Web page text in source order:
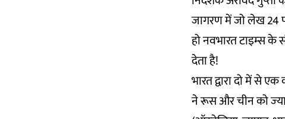
जागरण में जो लेख 24
हो नवभारत टाइम्‍स
देता है!
भारत द्वारा दो में से
ने रूस और चीन को